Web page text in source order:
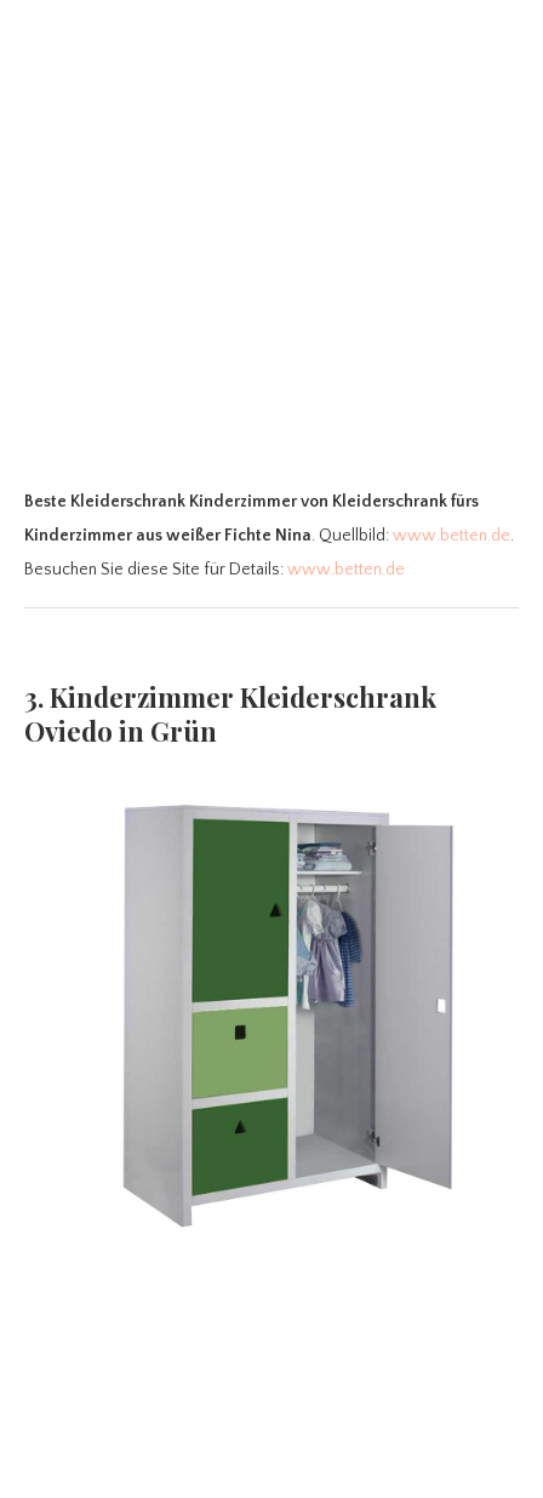
Beste Kleiderschrank Kinderzimmervon Kleiderschrank fürs
Kinderzimmer aus weißer Fichte Nina. Quellbild:www.betten.de.
Besuchen Sie diese Site für Details:www.betten.de
3. Kinderzimmer Kleiderschrank
Oviedo in Grün